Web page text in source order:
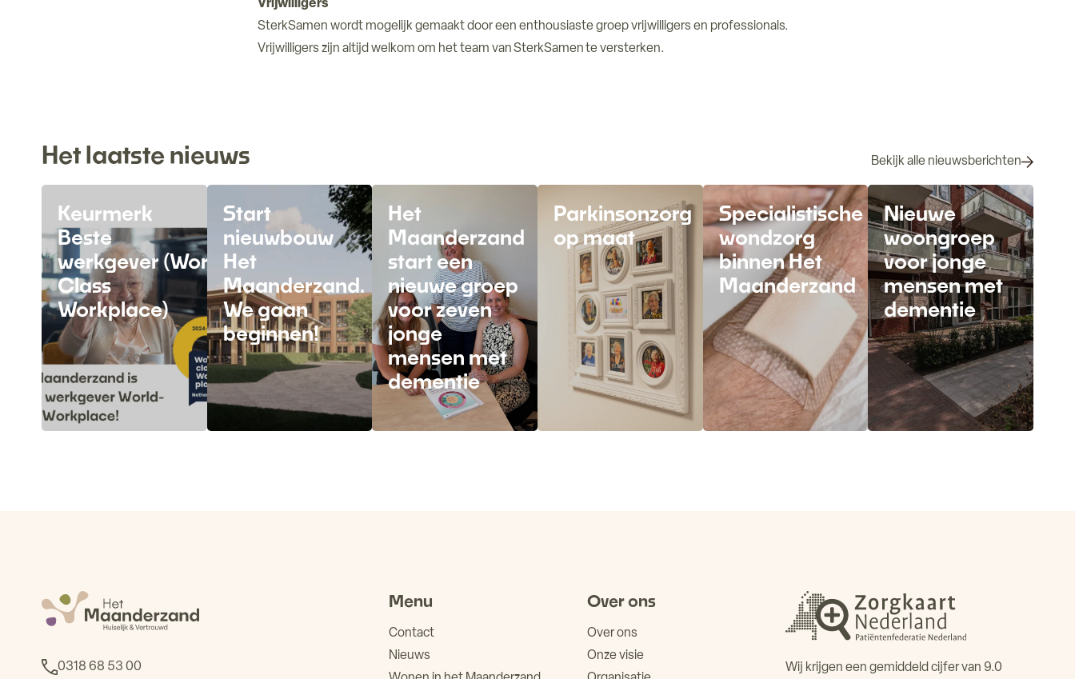
Vrijwilligers
SterkSamen wordt mogelijk gemaakt door een enthousiaste groep vrijwilligers en professionals.
Vrijwilligers zijn altijd welkom om het team van SterkSamen te versterken.
Het laatste nieuws Bekijk alle nieuwsberichten
Keurmerk
Beste
werkgever (Word-
Class
Workplace)
Start
nieuwbouw
Het
Maanderzand.
We gaan
beginnen!
Het
Maanderzand
start een
nieuwe groep
voor zeven
jonge
mensen met
dementie
Parkinsonzorg
op maat
Specialistische
wondzorg
binnen Het
Maanderzand
Nieuwe
woongroep
voor jonge
mensen met
dementie
0318 68 53 00
Menu
Contact
Nieuws
Over ons
Over ons
Onze visie
Wij krijgen een gemiddeld cijfer van 9.0